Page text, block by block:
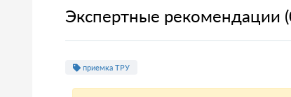
Экспертные рекомендации
приемка ТРУ